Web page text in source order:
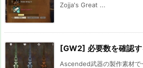
Zojja's Great ...
[GW2] 必要数を確認す
Ascended武器の製作素材で